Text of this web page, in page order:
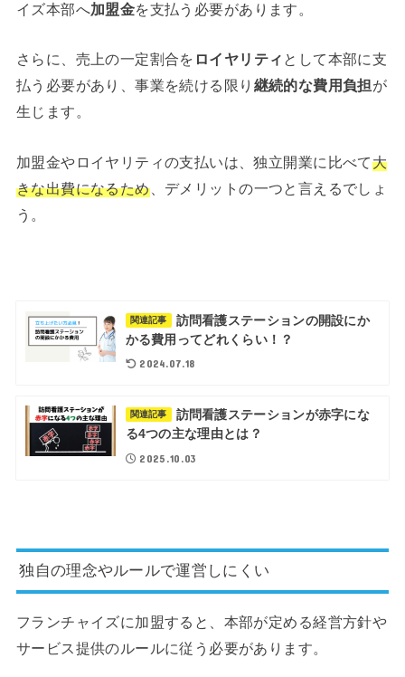
イズ本部へ加盟金を支払う必要があります。
さらに、売上の一定割合を ロイヤリティ として本部に支
払う必要があり、事業を続ける限り 継続的な費用負担が
生じます。
加盟金やロイヤリティの支払いは、独立開業に比べて大
きな出費になるため、デメリットの一つと言えるでしょ
う。
関連記事
訪問看護ステーションの開設にか
かる費用ってどれくらい！？
2024.07.18
関連記事
訪問看護ステーションが赤字にな
る4つの主な理由とは？
2025.10.03
独自の理念やルールで運営しにくい
フランチャイズに加盟すると、本部が定める経営方針や
サービス提供のルールに従う必要があります。